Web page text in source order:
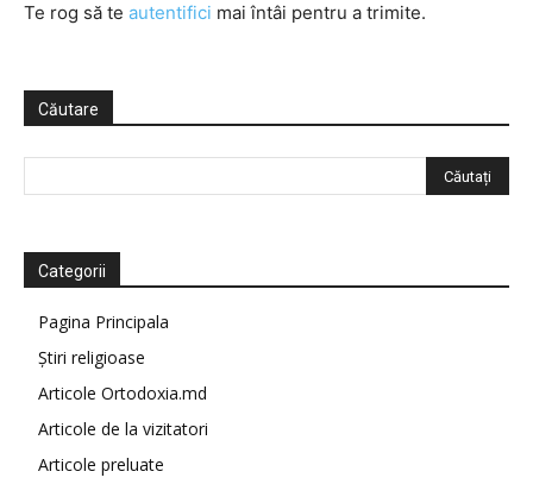
Te rog să te autentifici mai întâi pentru a trimite.
Căutare
Categorii
Pagina Principala
Știri religioase
Articole Ortodoxia.md
Articole de la vizitatori
Articole preluate